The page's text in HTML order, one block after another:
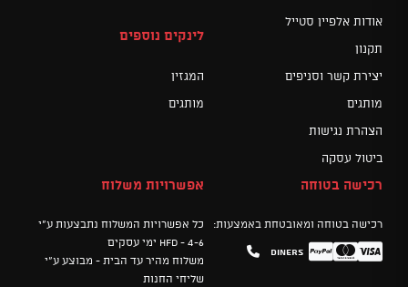
אודות אלפיין סטייל
תקנון
יצירת קשר וסניפים
מותגים
הצהרת נגישות
ביטול עסקה
לינקים נוספים
המגזין
מותגים
רכישה בטוחה
רכישה בטוחה ומאובטחת באמצעות:
Visa
Mastercard
PayPal
Diners
אפשרויות משלוח
כל אפשרויות המשלוח נתבצעות ע"י
HFD - 4-6 ימי עסקים
משלוח מהיר עד הבית - מבוצע ע"י
שליחי החנות